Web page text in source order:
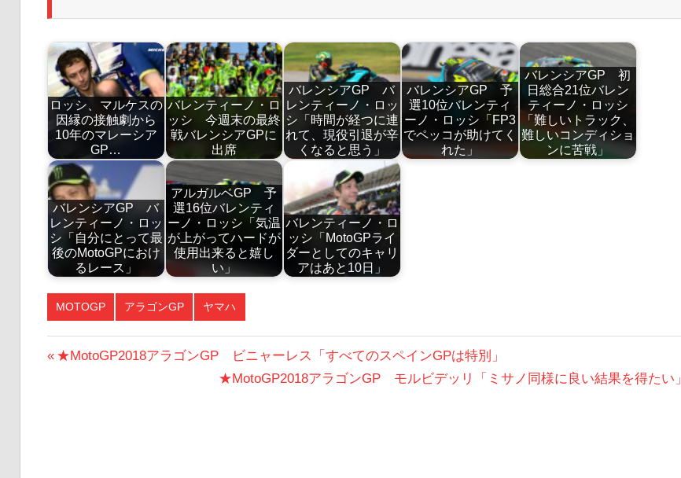
ロッシ、マルケスの
因縁の接触劇から
10年のマレーシア
GP…
バレンティーノ・ロ
ッシ 今週末の最終
戦バレンシアGPに
出席
バレンシアGP バ
レンティーノ・ロッ
シ「時間が経つに連
れて、現役引退が辛
くなると思う」
バレンシアGP 予
選10位バレンティ
ーノ・ロッシ「FP3
でペッコが助けてく
れた」
バレンシアGP 初
日総合21位バレン
ティーノ・ロッシ
「難しいトラック、
難しいコンディショ
ンに苦戦」
バレンシアGP バ
レンティーノ・ロッ
シ「自分にとって最
後のMotoGPにおけ
るレース」
アルガルベGP 予
選16位バレンティ
ーノ・ロッシ「気温
が上がってハードが
使用出来ると嬉し
い」
バレンティーノ・ロ
ッシ「MotoGPライ
ダーとしてのキャリ
アはあと10日」
MOTOGP アラゴンGP ヤマハ
投
前
★MotoGP2018アラゴンGP ビニャーレス「すべてのスペインGPは特別」
次
★MotoGP2018アラゴンGP モルビデッリ「ミサノ同様に良い結果を得たい」